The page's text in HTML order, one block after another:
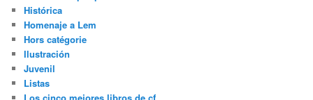
Histórica
Homenaje a Lem
Hors catégorie
Ilustración
Juvenil
Listas